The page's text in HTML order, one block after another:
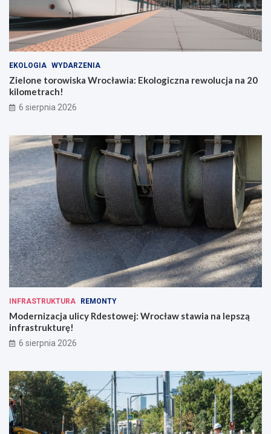
EKOLOGIA WYDARZENIA
Zielone torowiska Wrocławia: Ekologiczna rewolucja na 20
kilometrach!
6 sierpnia 2026
INFRASTRUKTURA REMONTY
Modernizacja ulicy Rdestowej: Wrocław stawia na lepszą
infrastrukturę!
6 sierpnia 2026